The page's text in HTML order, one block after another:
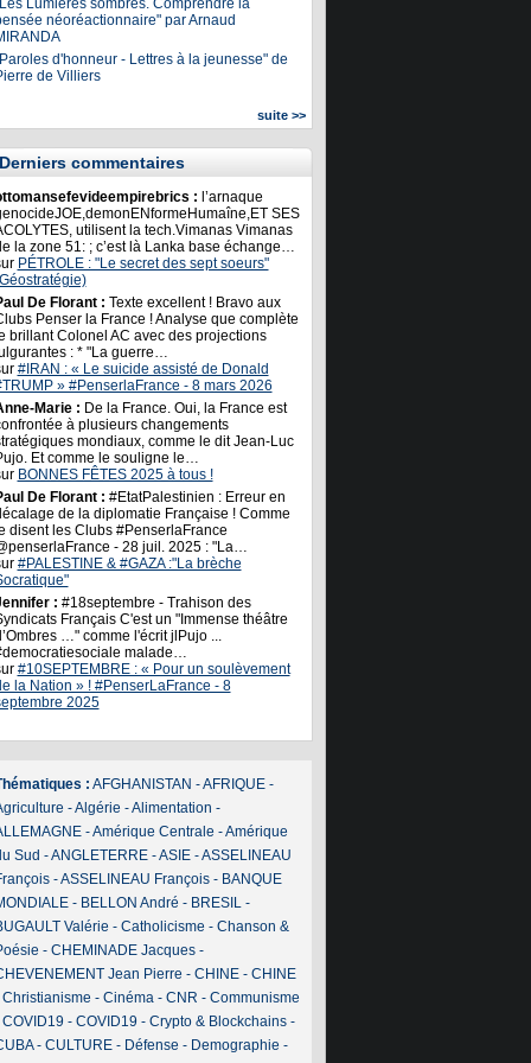
Lumières sombres. Comprendre la
néoréactionnaire" par Arnaud
d'honneur - Lettres à la jeunesse" de
de Villiers
suite >>
Derniers commentaires
: l’arnaque
SES
utilisent la tech.Vimanas Vimanas
la zone 51: ; c’est là Lanka base échange…
PÉTROLE : "Le secret des sept soeurs"
De Florant : Texte excellent ! Bravo aux
Penser la France ! Analyse que complète
brillant Colonel AC avec des projections
: * "La guerre…
#IRAN : « Le suicide assisté de Donald
» #PenserlaFrance - 8 mars 2026
Marie : De la France. Oui, la France est
à plusieurs changements
mondiaux, comme le dit Jean-Luc
Et comme le souligne le…
BONNES FÊTES 2025 à tous !
De Florant : #EtatPalestinien : Erreur en
de la diplomatie Française ! Comme
disent les Clubs #PenserlaFrance
- 28 juil. 2025 : "La…
#PALESTINE & #GAZA :"La brèche
: #18septembre - Trahison des
Français C'est un "Immense théâtre
…" comme l'écrit jlPujo ...
malade…
#10SEPTEMBRE : « Pour un soulèvement
la Nation » ! #PenserLaFrance - 8
2025
: AFGHANISTAN -AFRIQUE-
-Algérie -Alimentation -
-Amérique Centrale -Amérique
Sud -ANGLETERRE-ASIE-ASSELINEAU
-ASSELINEAU François- BANQUE
- BELLON André - BRESIL-
Valérie - Catholicisme - Chanson &
- CHEMINADE Jacques-
Jean Pierre - CHINE- CHINE
Christianisme - Cinéma- CNR - Communisme
COVID19 - COVID19 - Crypto & Blockchains-
- CULTURE- Défense - Demographie -